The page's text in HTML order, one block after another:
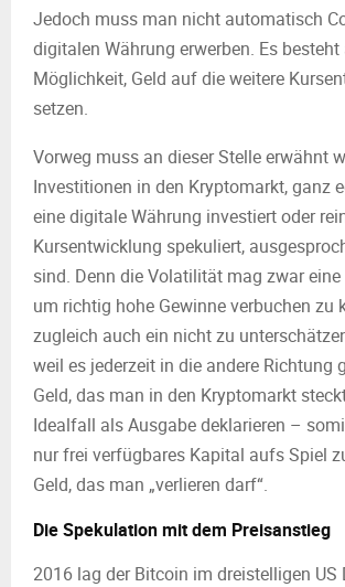
Jedoch muss man nicht automatisch
digitalen Währung erwerben. Es
Möglichkeit, Geld auf die weitere
setzen.
Vorweg muss an dieser Stelle erwähnt
Investitionen in den Kryptomarkt, ganz
eine digitale Währung investiert oder
Kursentwicklung spekuliert,
sind. Denn die Volatilität mag zwar eine
um richtig hohe Gewinne verbuchen zu
zugleich auch ein nicht zu
weil es jederzeit in die andere Richtung
Geld, das man in den Kryptomarkt
Idealfall als Ausgabe deklarieren –
nur frei verfügbares Kapital aufs Spiel
Geld, das man „verlieren darf“.
Die Spekulation mit dem Preisanstieg
2016 lag der Bitcoin im dreistelligen US